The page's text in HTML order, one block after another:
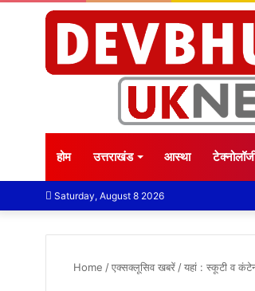
होम उत्तराखंड आस्था
Saturday, August 8 2026
Home /एक्सक्लूसिव खबरें /यहां : स्कूटी व